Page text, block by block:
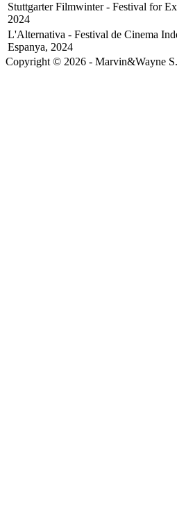
Stuttgarter Filmwinter - Festival for
2024
L'Alternativa - Festival de Cinema
Espanya, 2024
Copyright © 2026 - Marvin&Wayne